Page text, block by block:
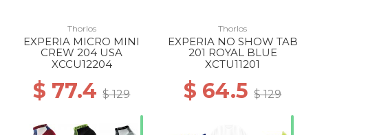
Thorlos
EXPERIA MICRO MINI
CREW 204 USA
XCCU12204
$ 77.4$ 129
Thorlos
EXPERIA NO SHOW TAB
201 ROYAL BLUE
XCTU11201
$ 64.5$ 129